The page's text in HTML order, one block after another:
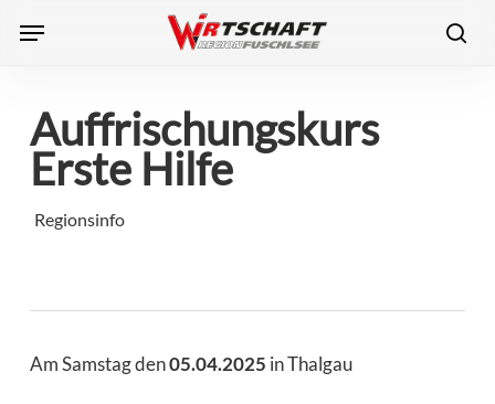
Menu
Auffrischungskurs
Erste Hilfe
Regionsinfo
Am Samstag den05.04.2025 in Thalgau